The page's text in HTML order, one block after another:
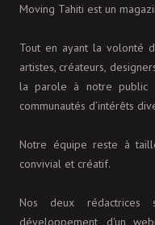
Moving Tahiti est un
Tout en ayant la volonté
artistes, créateurs,
la parole à notre public
communautés d’intérêts
Notre équipe reste à
convivial et créatif.
Nos deux rédactrices
développement, d'un